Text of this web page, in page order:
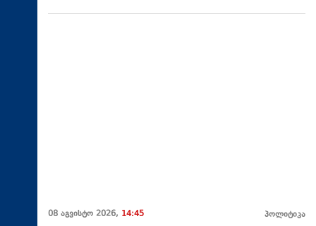
08 აგვისტო 2026, 14:45 პოლიტიკა